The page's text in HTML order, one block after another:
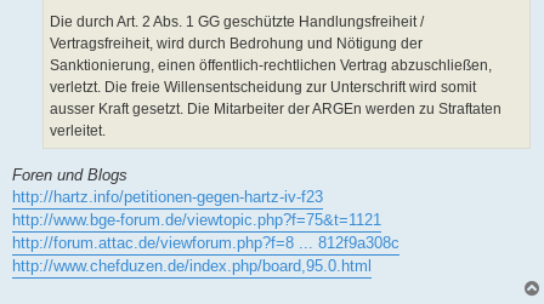
Die durch Art. 2 Abs. 1 GG geschützte Handlungsfreiheit /
Vertragsfreiheit, wird durch Bedrohung und Nötigung der
Sanktionierung, einen öffentlich-rechtlichen Vertrag abzuschließen,
verletzt. Die freie Willensentscheidung zur Unterschrift wird somit
ausser Kraft gesetzt. Die Mitarbeiter der ARGEn werden zu Straftaten
verleitet.
Foren und Blogs
http://hartz.info/petitionen-gegen-hartz-iv-f23
http://www.bge-forum.de/viewtopic.php?f=75&t=1121
http://forum.attac.de/viewforum.php?f=8 ... 812f9a308c
http://www.chefduzen.de/index.php/board,95.0.html